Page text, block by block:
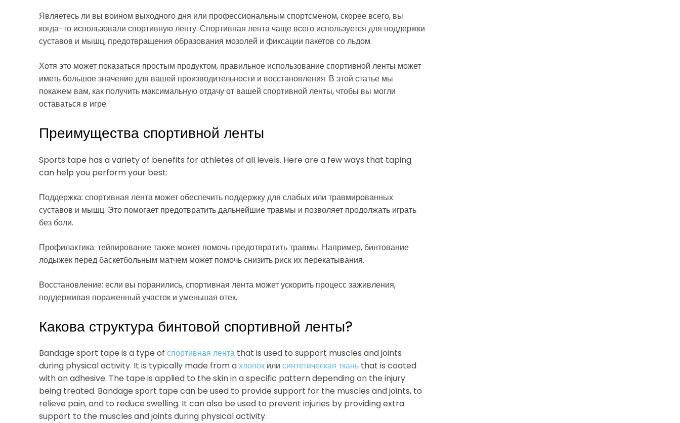
Являетесь ли вы воином выходного дня или профессиональным спортсменом, скорее всего, вы
когда-то использовали спортивную ленту. Спортивная лента чаще всего используется для поддержки
суставов и мышц, предотвращения образования мозолей и фиксации пакетов со льдом.
Хотя это может показаться простым продуктом, правильное использование спортивной ленты может
иметь большое значение для вашей производительности и восстановления. В этой статье мы
покажем вам, как получить максимальную отдачу от вашей спортивной ленты, чтобы вы могли
оставаться в игре.
Преимущества спортивной ленты
Sports tape has a variety of benefits for athletes of all levels. Here are a few ways that taping
can help you perform your best:
Поддержка: спортивная лента может обеспечить поддержку для слабых или травмированных
суставов и мышц. Это помогает предотвратить дальнейшие травмы и позволяет продолжать играть
без боли.
Профилактика: тейпирование также может помочь предотвратить травмы. Например, бинтование
лодыжек перед баскетбольным матчем может помочь снизить риск их перекатывания.
Восстановление: если вы поранились, спортивная лента может ускорить процесс заживления,
поддерживая пораженный участок и уменьшая отек.
Какова структура бинтовой спортивной ленты?
Bandage sport tape is a type ofспортивная лента that is used to support muscles and joints
during physical activity. It is typically made from aхлопок илисинтетическая ткань that is coated
with an adhesive. The tape is applied to the skin in a specific pattern depending on the injury
being treated. Bandage sport tape can be used to provide support for the muscles and joints, to
relieve pain, and to reduce swelling. It can also be used to prevent injuries by providing extra
support to the muscles and joints during physical activity.